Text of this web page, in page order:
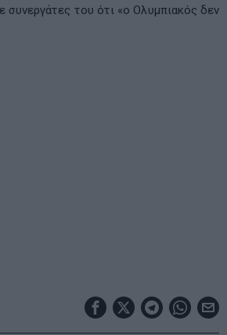
συνεργάτες του ότι «ο Ολυμπιακός δεν